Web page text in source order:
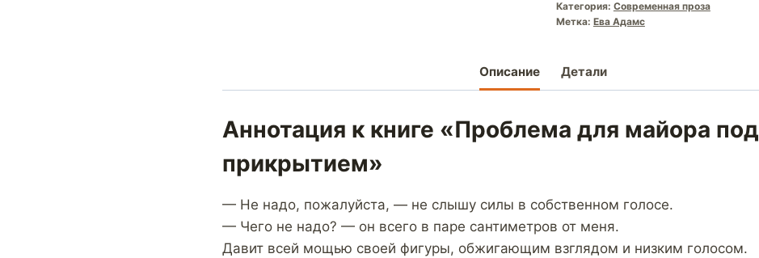
Категория: Современная проза
Метка: Ева Адамс
Описание Детали
Аннотация к книге «Проблема для майора под
прикрытием»
— Не надо, пожалуйста, — не слышу силы в собственном голосе.
— Чего не надо? — он всего в паре сантиметров от меня.
Давит всей мощью своей фигуры, обжигающим взглядом и низким голосом.